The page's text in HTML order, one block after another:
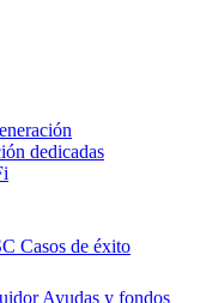
dedicadas
Casos de éxito
Ayudas y fondos